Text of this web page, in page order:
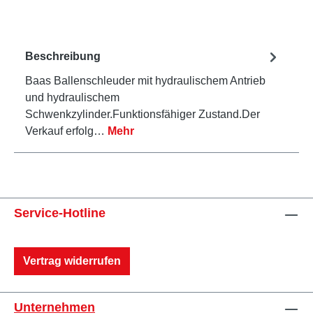
Beschreibung
Baas Ballenschleuder mit hydraulischem Antrieb
und hydraulischem
Schwenkzylinder.Funktionsfähiger Zustand.Der
Verkauf erfolg… Mehr
Service-Hotline
Vertrag widerrufen
Unternehmen